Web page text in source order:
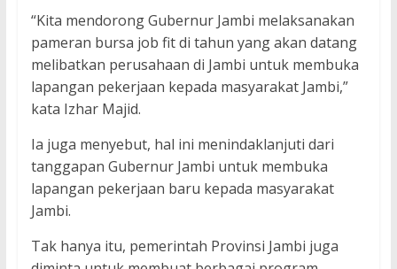
“Kita mendorong Gubernur Jambi melaksanakan
pameran bursa job fit di tahun yang akan datang
melibatkan perusahaan di Jambi untuk membuka
lapangan pekerjaan kepada masyarakat Jambi,”
kata Izhar Majid.
Ia juga menyebut, hal ini menindaklanjuti dari
tanggapan Gubernur Jambi untuk membuka
lapangan pekerjaan baru kepada masyarakat
Jambi.
Tak hanya itu, pemerintah Provinsi Jambi juga